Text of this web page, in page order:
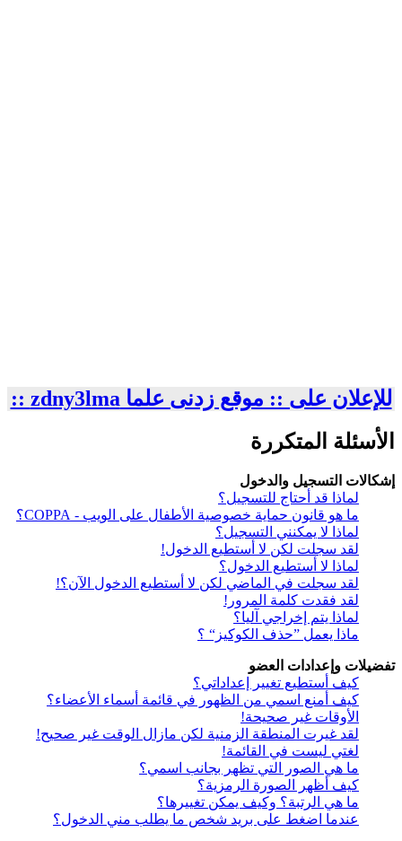
للإعلان على :: موقع زدنى علما zdny3lma ::
الأسئلة المتكررة
إشكالات التسجيل والدخول
لماذا قد أحتاج للتسجيل؟
ما هو قانون حماية خصوصية الأطفال على الويب - COPPA؟
لماذا لا يمكنني التسجيل؟
لقد سجلت لكن لا أستطيع الدخول!
لماذا لا أستطيع الدخول؟
لقد سجلت في الماضي لكن لا أستطيع الدخول الآن؟!
لقد فقدت كلمة المرور!
لماذا يتم إخراجي آليا؟
ماذا يعمل ”حذف الكوكيز“ ؟
تفضيلات وإعدادات العضو
كيف أستطيع تغيير إعداداتي؟
كيف أمنع اسمي من الظهور في قائمة أسماء الأعضاء؟
الأوقات غير صحيحة!
لقد غيرت المنطقة الزمنية لكن مازال الوقت غير صحيح!
لغتي ليست في القائمة!
ما هي الصور التي تظهر بجانب اسمي؟
كيف أظهر الصورة الرمزية؟
ما هي الرتبة؟ وكيف يمكن تغييرها؟
عندما اضغط على بريد شخص ما يطلب مني الدخول؟